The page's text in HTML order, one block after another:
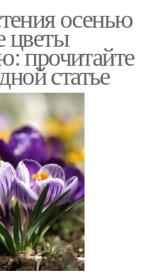
осенью
цветы
прочитайте
статье